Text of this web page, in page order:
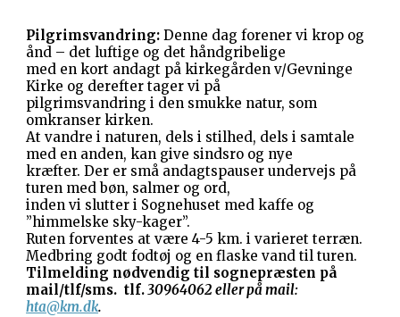
Pilgrimsvandring:Denne dag forener vi krop og
ånd – det luftige og det håndgribelige
med en kort andagt på kirkegården v/Gevninge
Kirke og derefter tager vi på
pilgrimsvandring i den smukke natur, som
omkranser kirken.
At vandre i naturen, dels i stilhed, dels i samtale
med en anden, kan give sindsro og nye
kræfter. Der er små andagtspauser undervejs på
turen med bøn, salmer og ord,
inden vi slutter i Sognehuset med kaffe og
”himmelske sky-kager”.
Ruten forventes at være 4-5 km. i varieret terræn.
Medbring godt fodtøj og en flaske vand til turen.
Tilmelding nødvendig til sognepræsten på
mail/tlf/sms. tlf.30964062 eller på mail:
hta@km.dk.